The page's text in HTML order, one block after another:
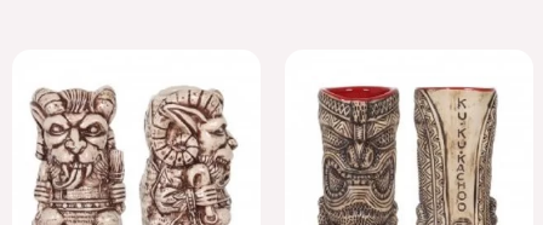
original
era:
142.95€.
actual
es:
138.66€.